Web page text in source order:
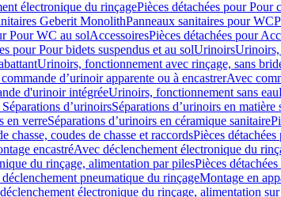
électronique du rinçagePièces détachées pour Pour
Geberit MonolithPanneaux sanitaires pour WC
Pour WC au solAccessoiresPièces détachées pour
pour Pour bidets suspendus et au solUrinoirsUrinoirs,
Urinoirs, fonctionnement avec rinçage, sans
d’urinoir apparente ou à encastrerAvec
d'urinoir intégréeUrinoirs, fonctionnement sans eau
d’urinoirsSéparations d’urinoirs en matière
en verreSéparations d’urinoirs en céramique sanitaire
chasse, coudes de chasse et raccordsPièces
encastréAvec déclenchement électronique du
du rinçage, alimentation par pilesPièces
pneumatique du rinçageMontage en
électronique du rinçage, alimentation